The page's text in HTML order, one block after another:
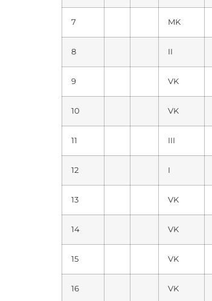
7 MK
8 II
9 VK
10 VK
11 III
12 I
13 VK
14 VK
15 VK
16 VK